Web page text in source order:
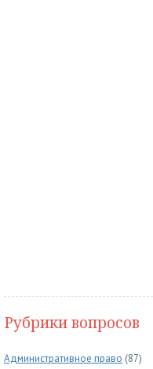
Рубрики вопросов
Административное право (87)